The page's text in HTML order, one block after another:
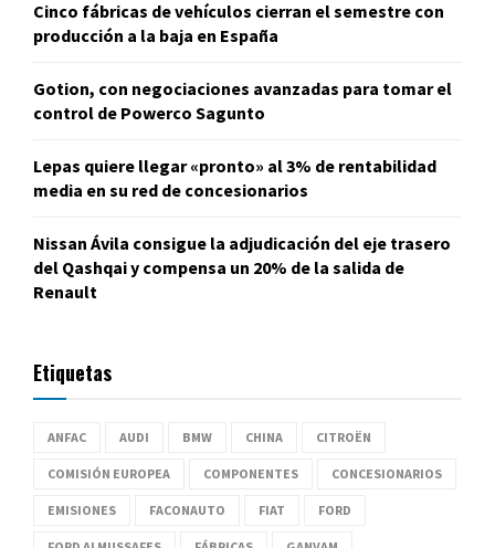
Cinco fábricas de vehículos cierran el semestre con
producción a la baja en España
Gotion, con negociaciones avanzadas para tomar el
control de Powerco Sagunto
Lepas quiere llegar «pronto» al 3% de rentabilidad
media en su red de concesionarios
Nissan Ávila consigue la adjudicación del eje trasero
del Qashqai y compensa un 20% de la salida de
Renault
Etiquetas
ANFAC AUDI BMW CHINA CITROËN
COMISIÓN EUROPEA COMPONENTES CONCESIONARIOS
EMISIONES FACONAUTO FIAT FORD